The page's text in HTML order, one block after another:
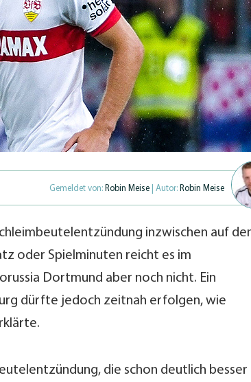
Gemeldet von: Robin Meise | Autor: Robin Meise
inzwischen auf
oder Spielminuten reicht es im
Dortmund aber noch nicht. Ein
dürfte jedoch zeitnah erfolgen, wie
die schon deutlich besser